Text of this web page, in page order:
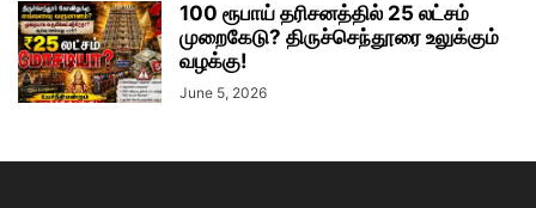
100 ரூபாய் தரிசனத்தில் 25 லட்சம்
முறைகேடு? திருச்செந்தூரை உலுக்கும்
வழக்கு!
June 5, 2026